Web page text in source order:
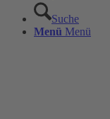
Suche
Menü Menü